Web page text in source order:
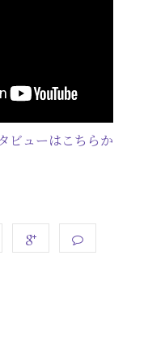
ビューはこちらか